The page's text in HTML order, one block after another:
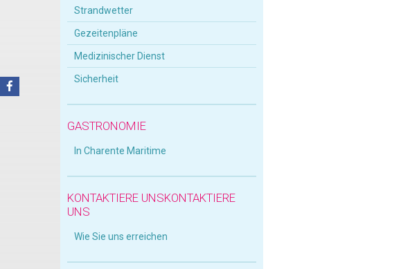
Strandwetter
Gezeitenpläne
Medizinischer Dienst
Sicherheit
GASTRONOMIE
In Charente Maritime
KONTAKTIERE UNSKONTAKTIERE
UNS
Wie Sie uns erreichen